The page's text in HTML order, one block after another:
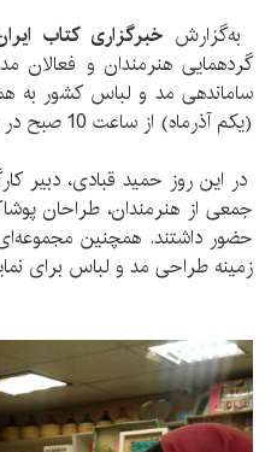
به‌گزارش خبرگزاری کتاب
گردهمایی هنرمندان و فعالان
ساماندهی مد و لباس کشور به
(یکم آذرماه) از ساعت 10 صبح در محل باغ‌موزه هنر ایرانی برگزار شد.
در این روز حمید قبادی، دبیر
جمعی از هنرمندان، طراحان
حضور داشتند. همچنین
زمینه طراحی مد و لباس برای